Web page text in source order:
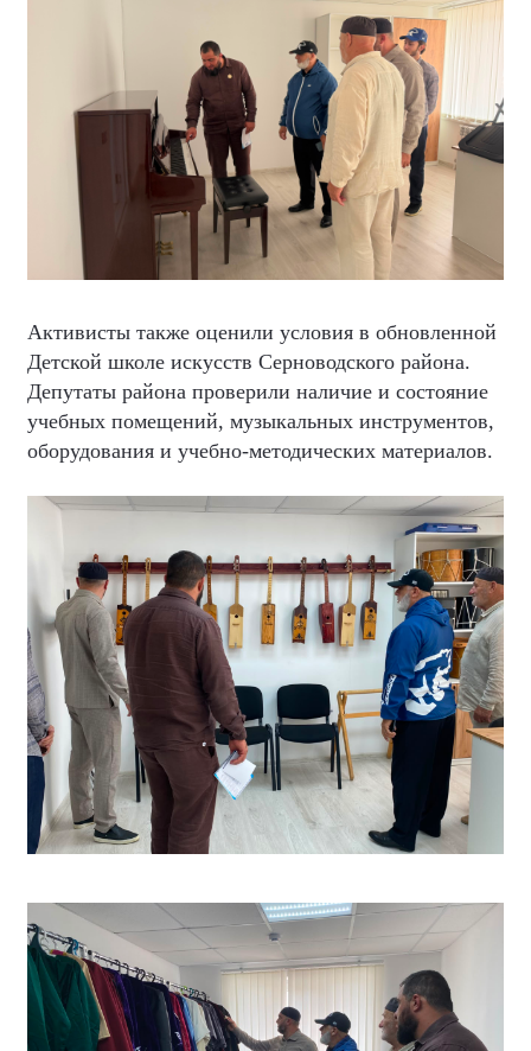
Активисты также оценили условия в обновленной
Детской школе искусств Серноводского района.
Депутаты района проверили наличие и состояние
учебных помещений, музыкальных инструментов,
оборудования и учебно-методических материалов.